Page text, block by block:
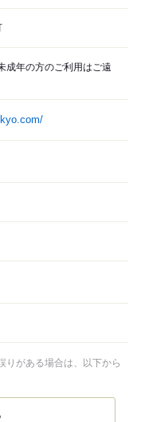
成年の方のご利用はご遠
がある場合は、以下から